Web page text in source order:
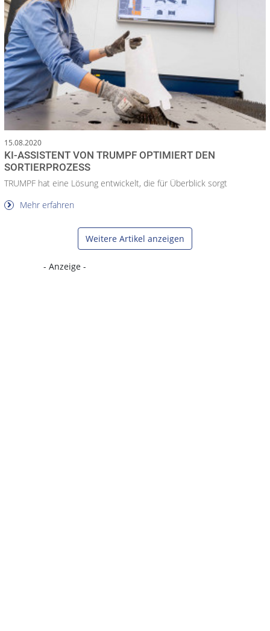
15.08.2020
KI-ASSISTENT VON TRUMPF OPTIMIERT DEN
SORTIERPROZESS
TRUMPF hat eine Lösung entwickelt, die für Überblick sorgt
Mehr erfahren
Weitere Artikel anzeigen
- Anzeige -